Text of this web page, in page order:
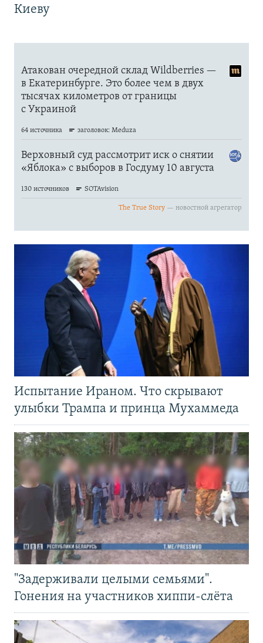
Киеву
Испытание Ираном. Что скрывают
улыбки Трампа и принца Мухаммеда
"Задерживали целыми семьями".
Гонения на участников хиппи-слёта